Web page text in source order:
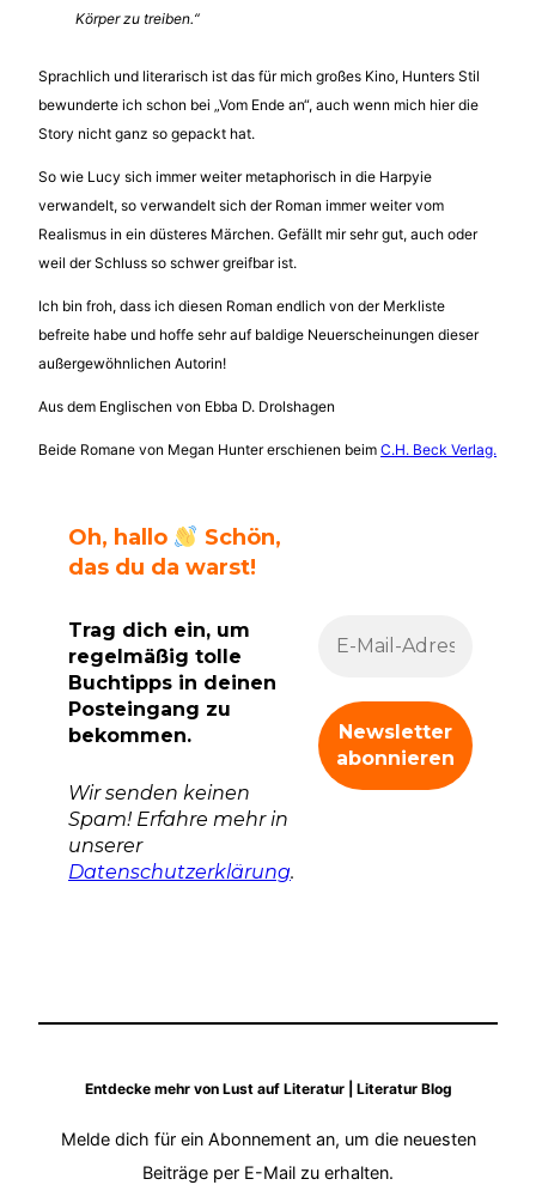
Körper zu treiben.“
Sprachlich und literarisch ist das für mich großes Kino, Hunters Stil
bewunderte ich schon bei „Vom Ende an“, auch wenn mich hier die
Story nicht ganz so gepackt hat.
So wie Lucy sich immer weiter metaphorisch in die Harpyie
verwandelt, so verwandelt sich der Roman immer weiter vom
Realismus in ein düsteres Märchen. Gefällt mir sehr gut, auch oder
weil der Schluss so schwer greifbar ist.
Ich bin froh, dass ich diesen Roman endlich von der Merkliste
befreite habe und hoffe sehr auf baldige Neuerscheinungen dieser
außergewöhnlichen Autorin!
Aus dem Englischen von Ebba D. Drolshagen
Beide Romane von Megan Hunter erschienen beim C.H. Beck Verlag.
Oh, hallo
Schön,
das du da warst!
Trag dich ein, um
regelmäßig tolle
Buchtipps in deinen
Posteingang zu
bekommen.
Wir senden keinen
Spam! Erfahre mehr in
unserer
Datenschutzerklärung.
Entdecke mehr von Lust auf Literatur | Literatur Blog
Melde dich für ein Abonnement an, um die neuesten
Beiträge per E-Mail zu erhalten.